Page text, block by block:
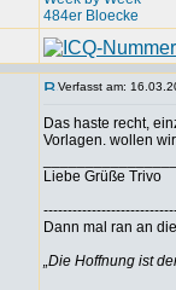
484er Bloecke
Verfasst am:
Das haste recht,
Vorlagen. wollen
Liebe Grüße Trivo
Dann mal ran an
„Die Hoffnung ist